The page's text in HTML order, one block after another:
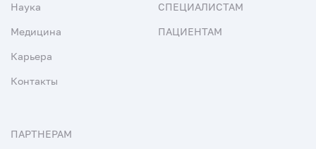
Наука
Медицина
Карьера
Контакты
СПЕЦИАЛИСТАМ
ПАЦИЕНТАМ
ПАРТНЕРАМ